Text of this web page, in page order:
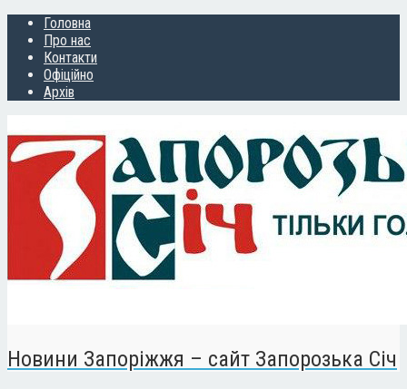
Головна
Про нас
Контакти
Офіційно
Архів
Новини Запоріжжя – сайт Запорозька Січ